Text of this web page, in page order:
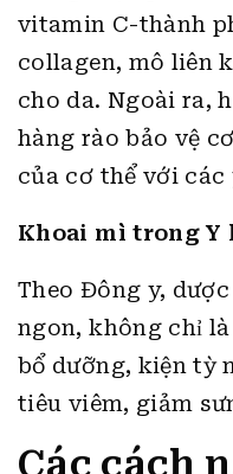
vitamin C-thành
collagen, mô liên
cho da. Ngoài ra,
hàng rào bảo vệ
của cơ thể với
Khoai mì trong Y
Theo Đông y,
ngon, không chỉ
bổ dưỡng, kiện tỳ
tiêu viêm, giảm
Các cách